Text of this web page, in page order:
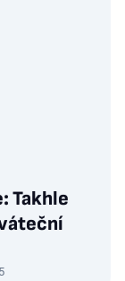
Takhle